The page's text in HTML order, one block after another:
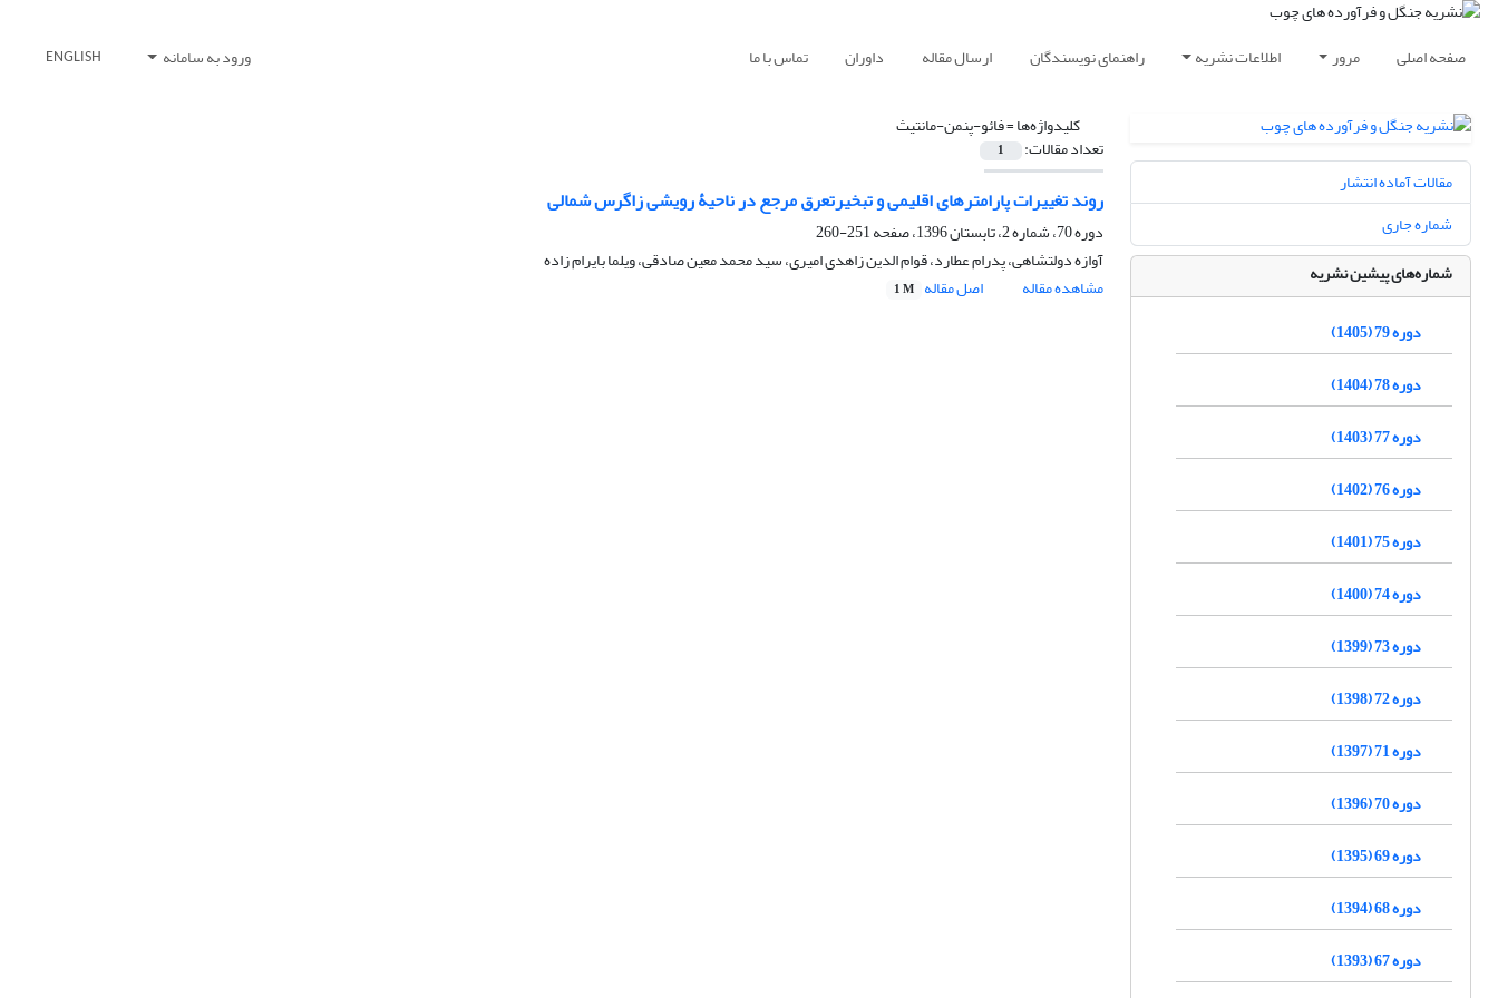
صفحه اصلی مرور اطلاعات نشریه راهنمای نویسندگان ارسال مقاله داوران تماس با ما ورود به سامانه ENGLISH
کلیدواژه‌ها =فائو-پنمن-مانتیث
تعداد مقالات: 1
روند تغییرات پارامترهای اقلیمی و تبخیرتعرق مرجع در ناحیۀ رویشی زاگرس شمالی
دوره 70، شماره 2، تابستان 1396، صفحه
251-260
آوازه دولتشاهی، پدرام عطارد، قوام الدین زاهدی امیری، سید محمد معین صادقی، ویلما بایرام زاده
مشاهده مقاله
اصل مقاله 1 M
مقالات آماده انتشار
شماره جاری
شماره‌های پیشین نشریه
دوره 79 (1405)
دوره 78 (1404)
دوره 77 (1403)
دوره 76 (1402)
دوره 75 (1401)
دوره 74 (1400)
دوره 73 (1399)
دوره 72 (1398)
دوره 71 (1397)
دوره 70 (1396)
دوره 69 (1395)
دوره 68 (1394)
دوره 67 (1393)